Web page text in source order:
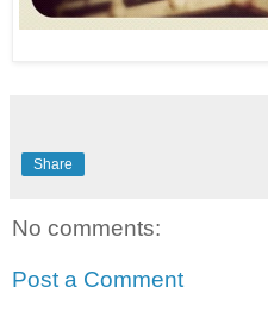
Share
No comments:
Post a Comment